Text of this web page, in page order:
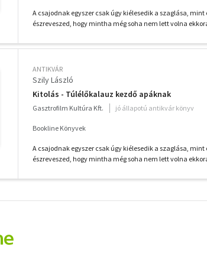
A csajodnak egyszer csak úgy kiélesedik a szaglása,
észreveszed, hogy mintha még soha nem lett volna
ANTIKVÁR
Szily László
Kitolás - Túlélőkalauz kezdő apáknak
Gasztrofilm Kultúra Kft. jó állapotú antikvár könyv
Bookline Könyvek
A csajodnak egyszer csak úgy kiélesedik a szaglása,
észreveszed, hogy mintha még soha nem lett volna